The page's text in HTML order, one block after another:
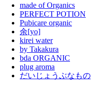
made of Organics
PERFECT POTION
Pubicare organic
余[yo]
kirei water
by Takakura
bda ORGANIC
plug aroma
だいじょうぶなもの